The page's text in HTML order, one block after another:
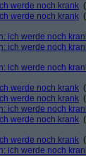
werde noch krank (
werde noch krank (
ich werde noch
ich werde noch
ich werde noch
werde noch krank (
werde noch krank (
ich werde noch
werde noch krank (
werde noch krank (
ich werde noch